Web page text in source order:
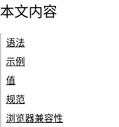
本文内容
语法
示例
值
规范
浏览器兼容性